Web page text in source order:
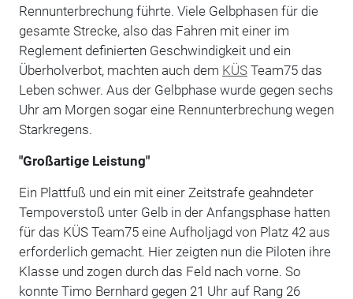
Rennunterbrechung führte. Viele Gelbphasen für die
gesamte Strecke, also das Fahren mit einer im
Reglement definierten Geschwindigkeit und ein
Überholverbot, machten auch dem KÜSTeam75 das
Leben schwer. Aus der Gelbphase wurde gegen sechs
Uhr am Morgen sogar eine Rennunterbrechung wegen
Starkregens.
"Großartige Leistung"
Ein Plattfuß und ein mit einer Zeitstrafe geahndeter
Tempoverstoß unter Gelb in der Anfangsphase hatten
für das KÜS Team75 eine Aufholjagd von Platz 42 aus
erforderlich gemacht. Hier zeigten nun die Piloten ihre
Klasse und zogen durch das Feld nach vorne. So
konnte Timo Bernhard gegen 21 Uhr auf Rang 26